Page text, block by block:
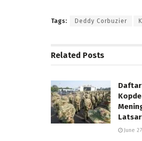
Tags: Deddy Corbuzier
Related Posts
June